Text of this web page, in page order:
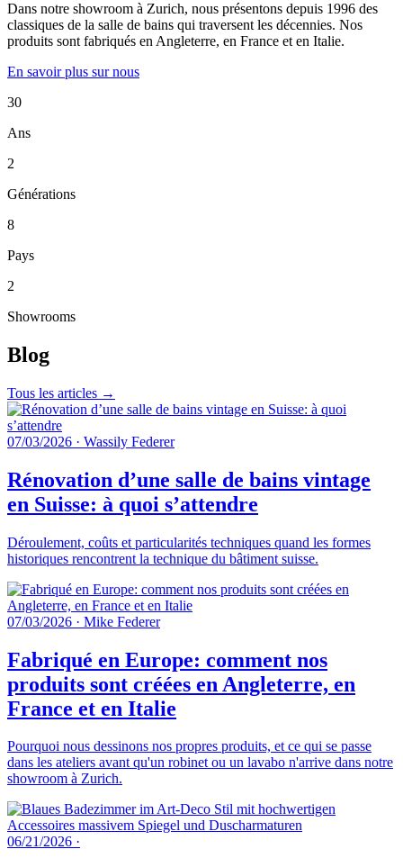
Dans notre showroom à Zurich, nous présentons depuis 1996 des
classiques de la salle de bains qui traversent les décennies. Nos
produits sont fabriqués en Angleterre, en France et en Italie.
En savoir plus sur nous
30
Ans
2
Générations
8
Pays
2
Showrooms
Blog
Tous les articles →
07/03/2026 · Wassily Federer
Rénovation d’une salle de bains vintage
en Suisse: à quoi s’attendre
Déroulement, coûts et particularités techniques quand les formes
historiques rencontrent la technique du bâtiment suisse.
07/03/2026 · Mike Federer
Fabriqué en Europe: comment nos
produits sont créées en Angleterre, en
France et en Italie
Pourquoi nous dessinons nos propres produits, et ce qui se passe
dans les ateliers avant qu'un robinet ou un lavabo n'arrive dans notre
showroom à Zurich.
06/21/2026 ·